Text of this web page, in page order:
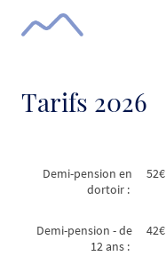
Tarifs 2026
Demi-pension en
dortoir :
52€
Demi-pension - de
12 ans :
42€